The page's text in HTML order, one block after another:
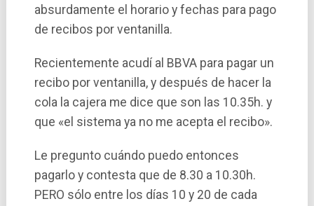
absurdamente el horario y fechas para pago
de recibos por ventanilla.
Recientemente acudí­ al BBVA para pagar un
recibo por ventanilla, y después de hacer la
cola la cajera me dice que son las 10.35h. y
que «el sistema ya no me acepta el recibo».
Le pregunto cuándo puedo entonces
pagarlo y contesta que de 8.30 a 10.30h.
PERO sólo entre los dí­as 10 y 20 de cada